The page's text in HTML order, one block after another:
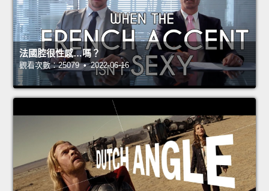
法國腔很性感…嗎？
觀看次數：25079 • 2022-06-16